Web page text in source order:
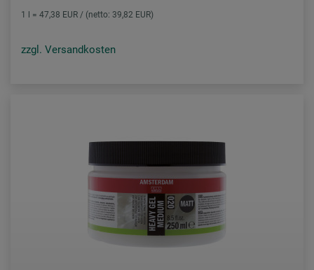
1 l = 47,38 EUR / (netto: 39,82 EUR)
zzgl. Versandkosten